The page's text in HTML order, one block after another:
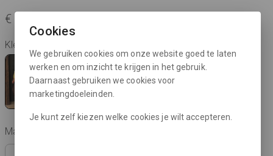
€ 59,95
Kleur: sunlight
Maat:
Cookies
We gebruiken cookies om onze website goed te laten
werken en om inzicht te krijgen in het gebruik.
Daarnaast gebruiken we cookies voor
marketingdoeleinden.
Je kunt zelf kiezen welke cookies je wilt accepteren.